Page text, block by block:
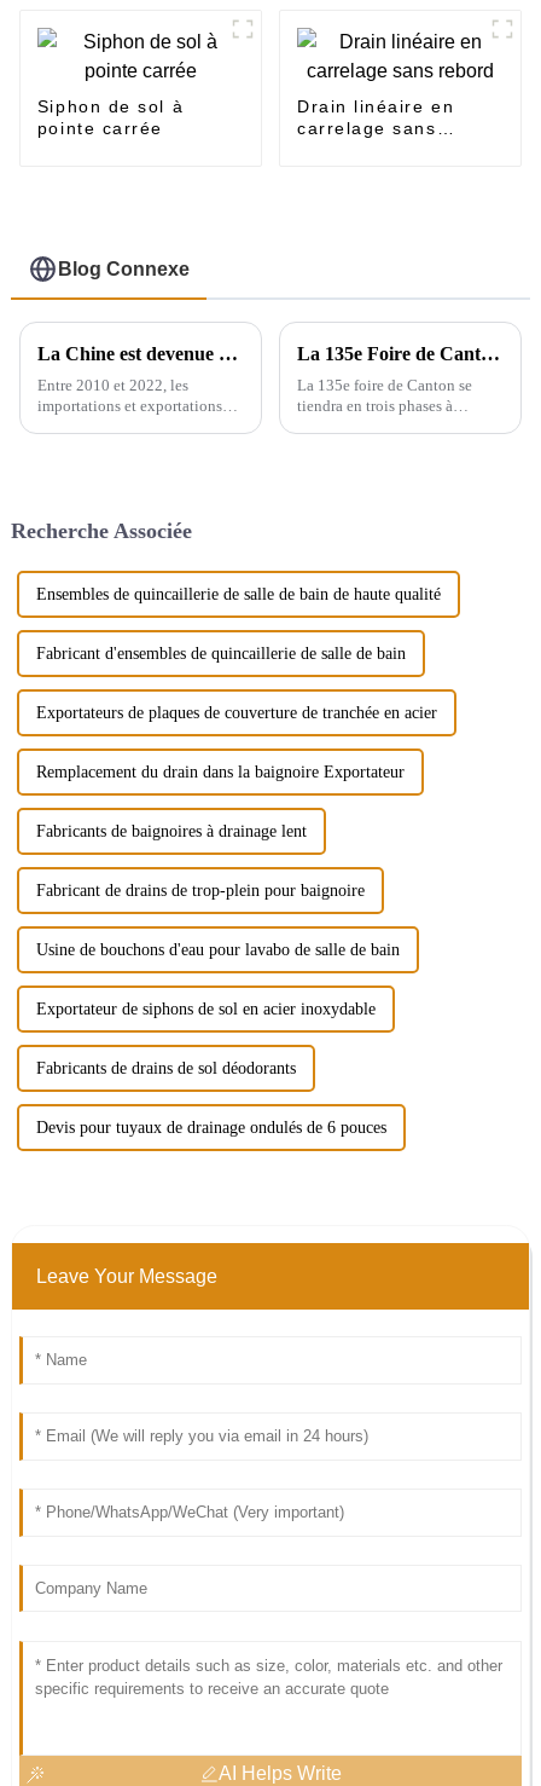
Siphon de sol à
pointe carrée
Drain linéaire en
carrelage sans
Blog Connexe
La Chine est devenue un exportateur majeur de produits sanitaires
Entre 2010 et 2022, les
importations et exportations
de croissance annuel composé
La 135e Foire de Canton se déroulera en trois phases à Guangzhou, en Chine, du 15 avril au 5 mai.
La 135e foire de Canton se
tiendra en trois phases à
Recherche Associée
Ensembles de quincaillerie de salle de bain de haute qualité
Fabricant d'ensembles de quincaillerie de salle de bain
Exportateurs de plaques de couverture de tranchée en acier
Remplacement du drain dans la baignoire Exportateur
Fabricants de baignoires à drainage lent
Fabricant de drains de trop-plein pour baignoire
Usine de bouchons d'eau pour lavabo de salle de bain
Exportateur de siphons de sol en acier inoxydable
Fabricants de drains de sol déodorants
Devis pour tuyaux de drainage ondulés de 6 pouces
Leave Your Message
AI Helps Write